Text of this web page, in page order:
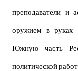
преподаватели и
оружием в руках
Южную часть
политической